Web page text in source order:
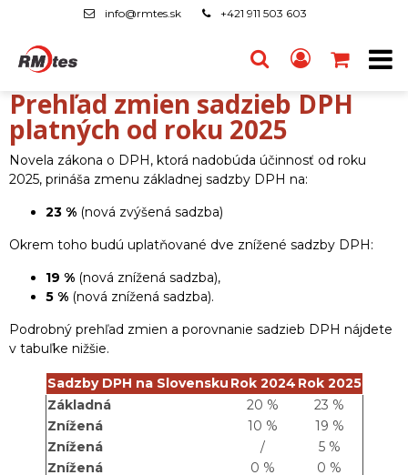
info@rmtes.sk +421 911 503 603
Prehľad zmien sadzieb DPH
platných od roku 2025
Novela zákona o DPH, ktorá nadobúda účinnosť od roku
2025, prináša zmenu základnej sadzby DPH na:
23 % (nová zvýšená sadzba)
Okrem toho budú uplatňované dve znížené sadzby DPH:
19 % (nová znížená sadzba),
5 % (nová znížená sadzba).
Podrobný prehľad zmien a porovnanie sadzieb DPH nájdete
v tabuľke nižšie.
Sadzby DPH na Slovensku Rok 2024 Rok 2025
Základná
20 %
23 %
Znížená
10 %
19 %
Znížená
/
5 %
Znížená
0 % 0 %